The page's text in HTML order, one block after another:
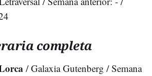
completa
/ Galaxia Gutenberg / Semana